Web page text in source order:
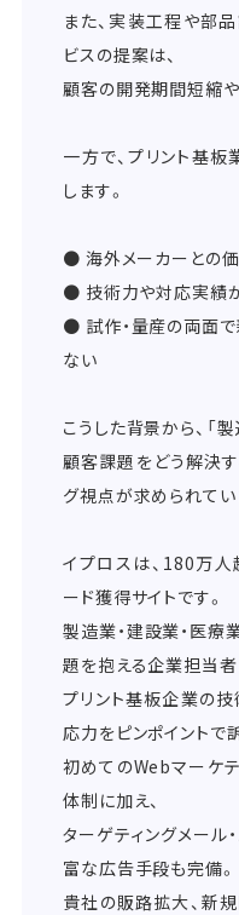
また、実装工程や部
ビスの提案は、
顧客の開発期間短縮や
一方で、プリント基
します。
● 海外メーカーとの
● 技術力や対応実績
● 試作・量産の両面
ない
こうした背景から、「
顧客課題をどう解決
グ視点が求められてい
イプロスは、180万
ード獲得サイトです。
製造業・建設業・医
題を抱える企業担当者
プリント基板企業の技
応力をピンポイントで
初めてのWebマーケ
体制に加え、
ターゲティングメール
富な広告手段も完備。
貴社の販路拡大、新